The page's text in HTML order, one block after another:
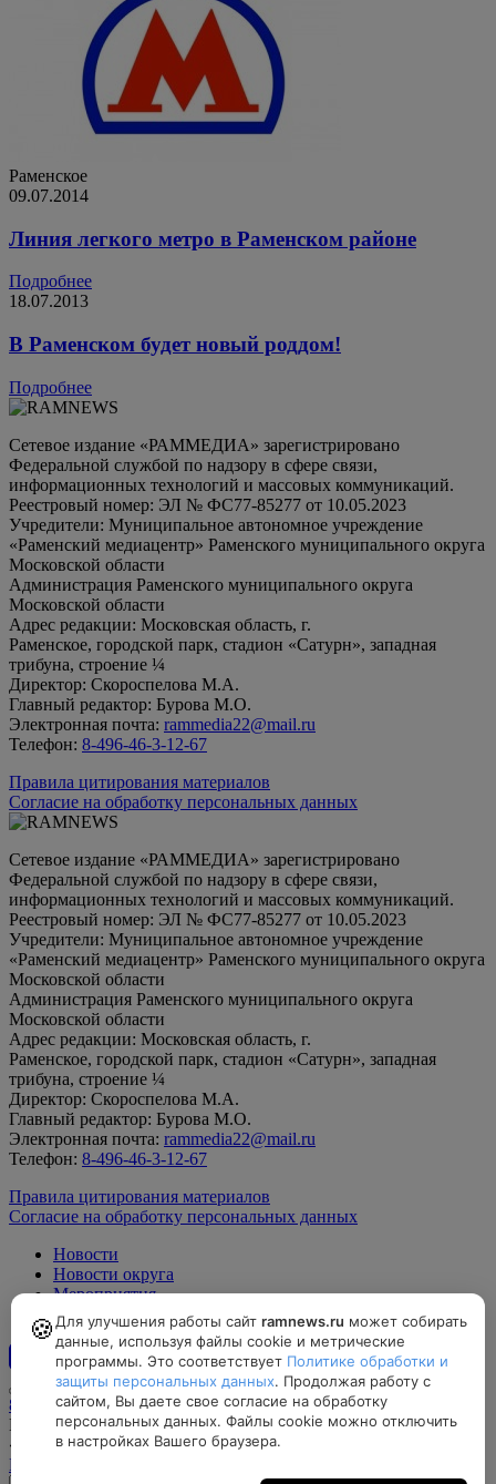
Раменское
09.07.2014
Линия легкого метро в Раменском районе
Подробнее
18.07.2013
В Раменском будет новый роддом!
Подробнее
Сетевое издание «РАММЕДИА» зарегистрировано
Федеральной службой по надзору в сфере связи,
информационных технологий и массовых коммуникаций.
Реестровый номер: ЭЛ № ФС77-85277 от 10.05.2023
Учредители: Муниципальное автономное учреждение
«Раменский медиацентр» Раменского муниципального округа
Московской области
Администрация Раменского муниципального округа
Московской области
Адрес редакции: Московская область, г.
Раменское, городской парк, стадион «Сатурн», западная
трибуна, строение ¼
Директор: Скороспелова М.А.
Главный редактор: Бурова М.О.
Электронная почта: rammedia22@mail.ru
Телефон: 8-496-46-3-12-67
Правила цитирования материалов
Согласие на обработку персональных данных
Сетевое издание «РАММЕДИА» зарегистрировано
Федеральной службой по надзору в сфере связи,
информационных технологий и массовых коммуникаций.
Реестровый номер: ЭЛ № ФС77-85277 от 10.05.2023
Учредители: Муниципальное автономное учреждение
«Раменский медиацентр» Раменского муниципального округа
Московской области
Администрация Раменского муниципального округа
Московской области
Адрес редакции: Московская область, г.
Раменское, городской парк, стадион «Сатурн», западная
трибуна, строение ¼
Директор: Скороспелова М.А.
Главный редактор: Бурова М.О.
Электронная почта: rammedia22@mail.ru
Телефон: 8-496-46-3-12-67
Правила цитирования материалов
Согласие на обработку персональных данных
Новости
Новости округа
Мероприятия
Официально
12+
8-496-46-3-12-67, rammedia22@mail.ru
Московская область, г. Раменское, городской парк, стадион
«Сатурн», западная трибуна, строение ¼
Найти на карте
🍪 Для улучшения работы сайт ramnews.ru может собирать
данные, используя файлы cookie и метрические
программы. Это соответствует Политике обработки и
защиты персональных данных. Продолжая работу с
сайтом, Вы даете свое согласие на обработку
персональных данных. Файлы cookie можно отключить
в настройках Вашего браузера.